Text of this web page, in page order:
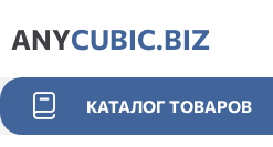
ANYCUBIC.BIZ
КАТАЛОГ ТОВАРОВ